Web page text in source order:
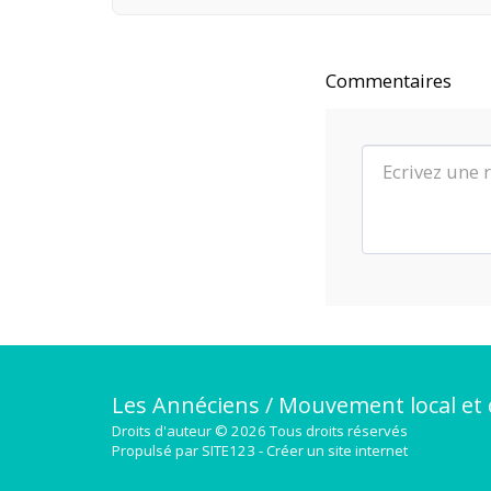
Commentaires
Les Annéciens / Mouvement local et
Droits d'auteur © 2026 Tous droits réservés
Propulsé par SITE123 -Créer un site internet